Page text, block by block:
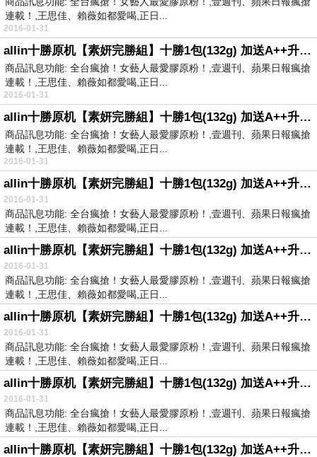
連載！,王思佳、賴薇如都愛喝,正日...
2016-01-31
allin十勝原机【素妍完勝組】十勝1包(132g) 加送A++升級版1包(42g)
商品訊息功能: 全台瘋搶！女藝人最愛膠原粉！,壹週刊、蘋果日報瘋搶
連載！,王思佳、賴薇如都愛喝,正日...
2016-01-31
allin十勝原机【素妍完勝組】十勝1包(132g) 加送A++升級版1包(42g)
商品訊息功能: 全台瘋搶！女藝人最愛膠原粉！,壹週刊、蘋果日報瘋搶
連載！,王思佳、賴薇如都愛喝,正日...
2016-01-31
allin十勝原机【素妍完勝組】十勝1包(132g) 加送A++升級版1包(42g)
2016-01-31
商品訊息功能: 全台瘋搶！女藝人最愛膠原粉！,壹週刊、蘋果日報瘋搶
連載！,王思佳、賴薇如都愛喝,正日...
allin十勝原机【素妍完勝組】十勝1包(132g) 加送A++升級版1包(42g)
2016-01-31
商品訊息功能: 全台瘋搶！女藝人最愛膠原粉！,壹週刊、蘋果日報瘋搶
連載！,王思佳、賴薇如都愛喝,正日...
allin十勝原机【素妍完勝組】十勝1包(132g) 加送A++升級版1包(42g)
2016-01-31
商品訊息功能: 全台瘋搶！女藝人最愛膠原粉！,壹週刊、蘋果日報瘋搶
連載！,王思佳、賴薇如都愛喝,正日...
allin十勝原机【素妍完勝組】十勝1包(132g) 加送A++升級版1包(42g)
2016-01-31
商品訊息功能: 全台瘋搶！女藝人最愛膠原粉！,壹週刊、蘋果日報瘋搶
連載！,王思佳、賴薇如都愛喝,正日...
allin十勝原机【素妍完勝組】十勝1包(132g) 加送A++升級版1包(42g)